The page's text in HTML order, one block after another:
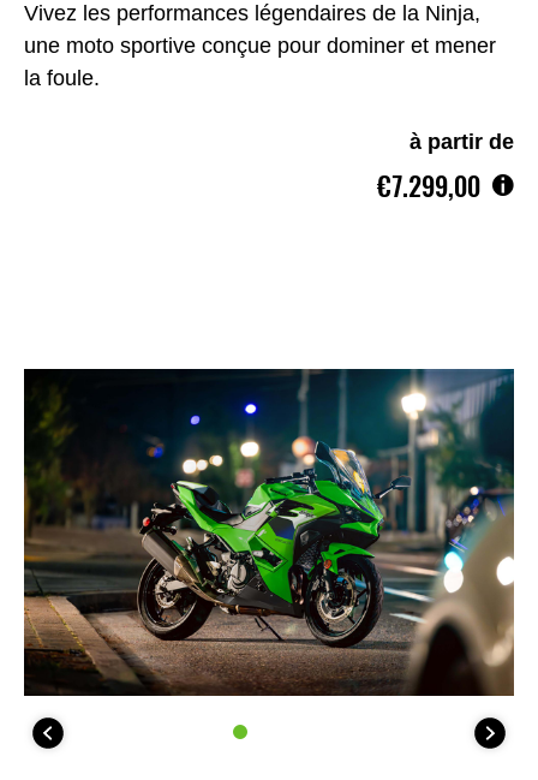
Vivez les performances légendaires de la Ninja,
une moto sportive conçue pour dominer et mener
la foule.
à partir de
€7.299,00